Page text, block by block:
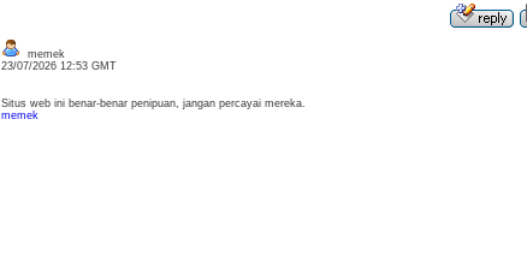
memek
23/07/2026 12:53 GMT
Situs web ini benar-benar penipuan, jangan percayai mereka.
memek